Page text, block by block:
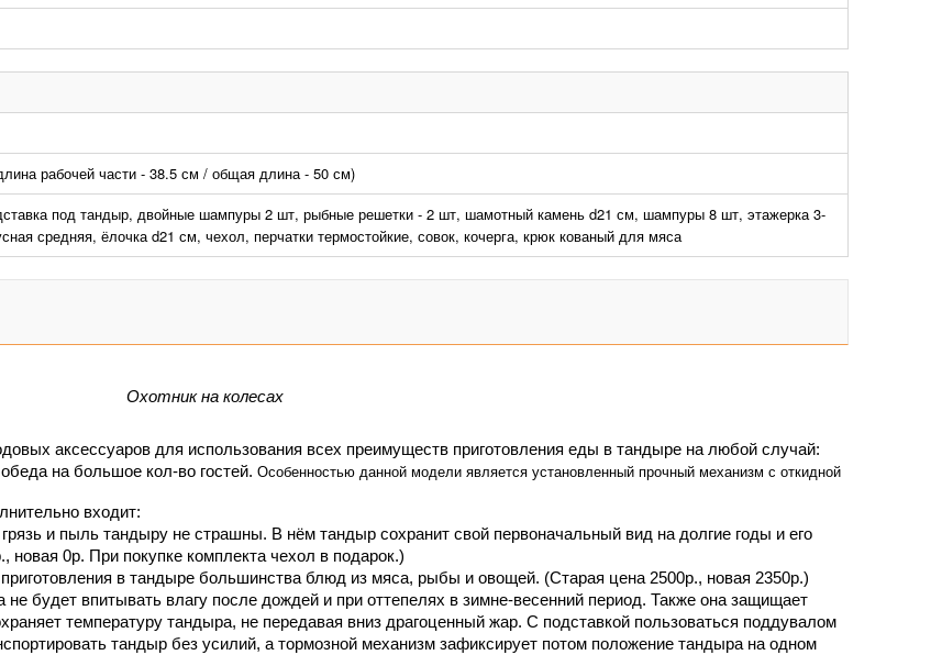
рабочей части - 38.5 см / общая длина - 50 см)
под тандыр, двойные шампуры 2 шт, рыбные решетки - 2 шт, шамотный камень d21 см, шампуры 8 шт, этажерка 3-
средняя, ёлочка d21 см, чехол, перчатки термостойкие, совок, кочерга, крюк кованый для мяса
Охотник на колесах
аксессуаров для использования всех преимуществ приготовления еды в тандыре на любой случай:
на большое кол-во гостей. Особенностью данной модели является установленный прочный механизм с откидной
входит:
и пыль тандыру не страшны. В нём тандыр сохранит свой первоначальный вид на долгие годы и его
новая 0р. При покупке комплекта чехол в подарок.)
в тандыре большинства блюд из мяса, рыбы и овощей. (Старая цена 2500р., новая 2350р.)
будет впитывать влагу после дождей и при оттепелях в зимне-весенний период. Также она защищает
температуру тандыра, не передавая вниз драгоценный жар. С подставкой пользоваться поддувалом
тандыр без усилий, а тормозной механизм зафиксирует потом положение тандыра на одном